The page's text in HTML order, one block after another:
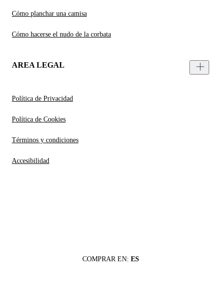
Cómo planchar una camisa
Cómo hacerse el nudo de la corbata
AREA LEGAL
Política de Privacidad
Política de Cookies
Términos y condiciones
Accesibilidad
COMPRAR EN: ES